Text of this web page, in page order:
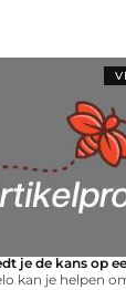
je de kans op
kan je helpen